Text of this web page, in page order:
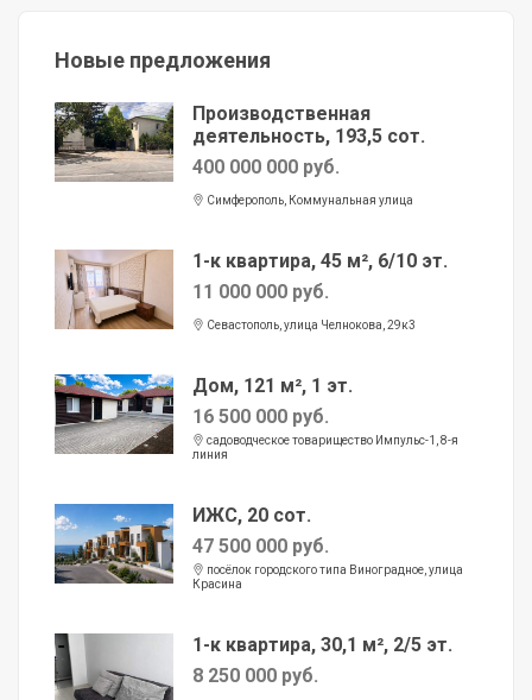
Новые предложения
Производственная
деятельность, 193,5 сот.
400 000 000 руб.
Симферополь, Коммунальная улица
1-к квартира, 45 м², 6/10 эт.
11 000 000 руб.
Севастополь, улица Челнокова, 29к3
Дом, 121 м², 1 эт.
16 500 000 руб.
садоводческое товарищество Импульс-1, 8-я
линия
ИЖС, 20 сот.
47 500 000 руб.
посёлок городского типа Виноградное, улица
Красина
1-к квартира, 30,1 м², 2/5 эт.
8 250 000 руб.